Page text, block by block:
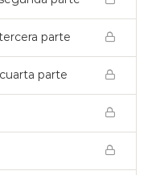
parte
parte